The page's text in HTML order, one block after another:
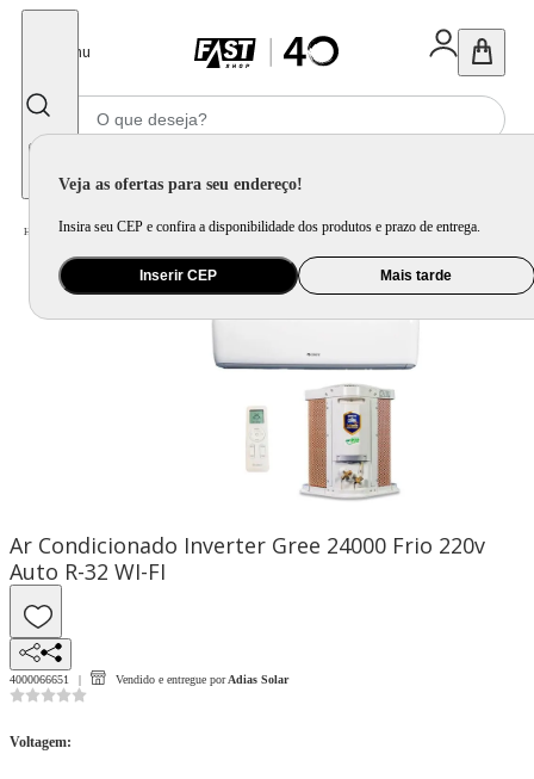
Menu
Veja as ofertas para seu endereço!
Insira seu CEP e confira a disponibilidade dos produtos e prazo de entrega.
Inserir CEP Mais tarde
Home Ar e Ventilação / Ar Condicionado
Ar Condicionado Inverter Gree 24000 Frio 220v
Auto R-32 WI-FI
4000066651 Vendido e entregue por Adias Solar
Voltagem: